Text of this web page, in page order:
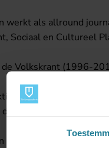
werkt als allround
Sociaal en Cultureel
Volkskrant (1996-
zich verhoudt tot het
je in feite hetzelfde:
studeerde